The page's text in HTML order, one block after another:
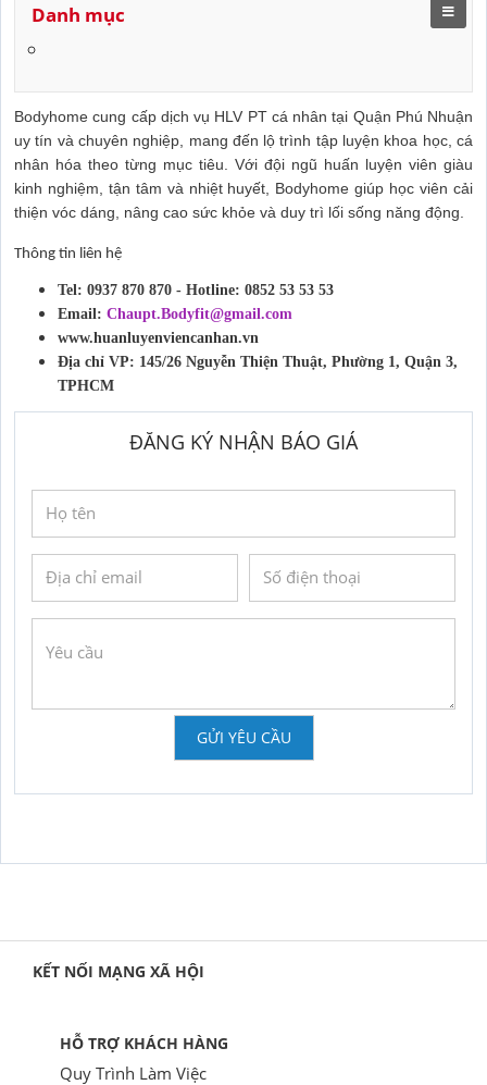
Danh mục
Bodyhome cung cấp dịch vụ HLV PT cá nhân tại Quận Phú Nhuận
uy tín và chuyên nghiệp, mang đến lộ trình tập luyện khoa học, cá
nhân hóa theo từng mục tiêu. Với đội ngũ huấn luyện viên giàu
kinh nghiệm, tận tâm và nhiệt huyết, Bodyhome giúp học viên cải
thiện vóc dáng, nâng cao sức khỏe và duy trì lối sống năng động.
Thông tin liên hệ
Tel: 0937 870 870 - Hotline: 0852 53 53 53
Email: Chaupt.Bodyfit@gmail.com
www.huanluyenviencanhan.vn
Địa chỉ VP: 145/26 Nguyễn Thiện Thuật, Phường 1, Quận 3,
TPHCM
ĐĂNG KÝ NHẬN BÁO GIÁ
GỬI YÊU CẦU
KẾT NỐI MẠNG XÃ HỘI
HỖ TRỢ KHÁCH HÀNG
Quy Trình Làm Việc